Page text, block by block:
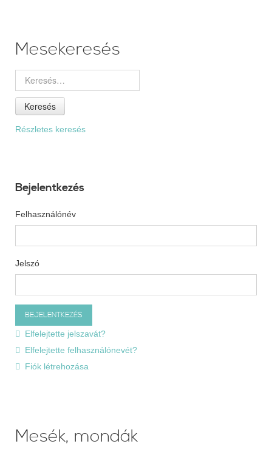
Mesekeresés
Keresés
Részletes keresés
Bejelentkezés
Felhasználónév
Jelszó
Elfelejtette jelszavát?
Elfelejtette felhasználónevét?
Fiók létrehozása
Mesék, mondák